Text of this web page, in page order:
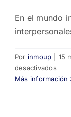
En el mundo
Por inmoup 15
desactivadosen
Más información